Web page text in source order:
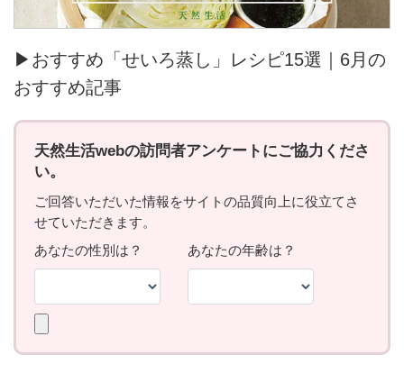
▶おすすめ「せいろ蒸し」レシピ15選｜6月の
おすすめ記事